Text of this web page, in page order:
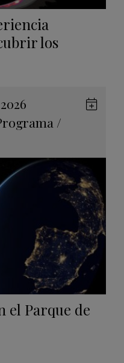
los
/
el Parque de